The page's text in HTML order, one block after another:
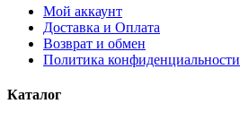
Мой аккаунт
Доставка и Оплата
Возврат и обмен
Политика конфиденциальности
Каталог